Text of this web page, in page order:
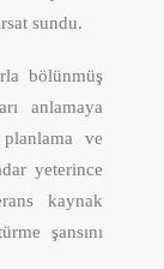
sundu.
bölünmüş
anlamaya
ve
yeterince
kaynak
şansını